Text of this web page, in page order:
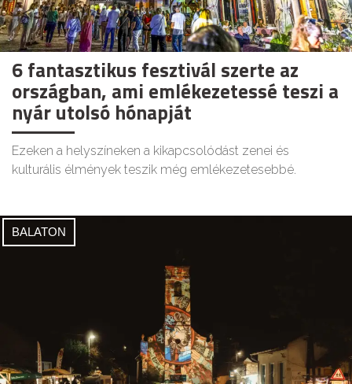
6 fantasztikus fesztivál szerte az
országban, ami emlékezetessé teszi a
nyár utolsó hónapját
Ezeken a helyszíneken a kikapcsolódást zenei és
kulturális élmények teszik még emlékezetesebbé.
BALATON